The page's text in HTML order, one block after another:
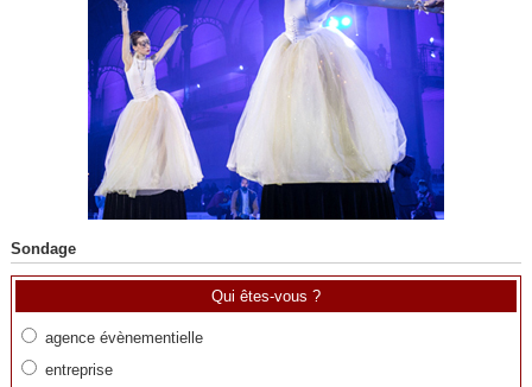
Sondage
Qui êtes-vous ?
agence évènementielle
entreprise